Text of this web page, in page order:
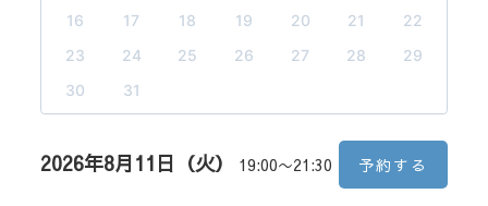
16
17 18 19 20 21
22
23
24 25 26 27 28
29
30
31
2026年8月11日（火） 19:00〜21:30 予約する